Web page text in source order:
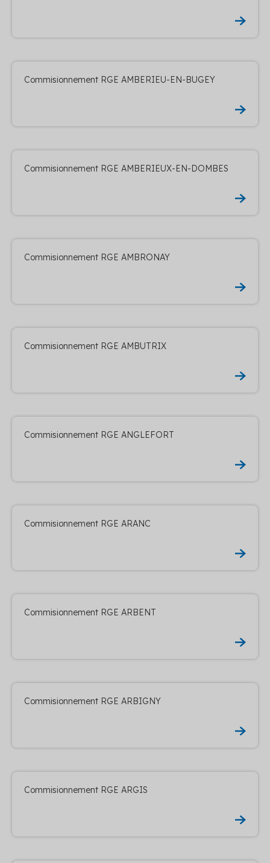
Commisionnement RGE AMBERIEU-EN-BUGEY
Commisionnement RGE AMBERIEUX-EN-DOMBES
Commisionnement RGE AMBRONAY
Commisionnement RGE AMBUTRIX
Commisionnement RGE ANGLEFORT
Commisionnement RGE ARANC
Commisionnement RGE ARBENT
Commisionnement RGE ARBIGNY
Commisionnement RGE ARGIS